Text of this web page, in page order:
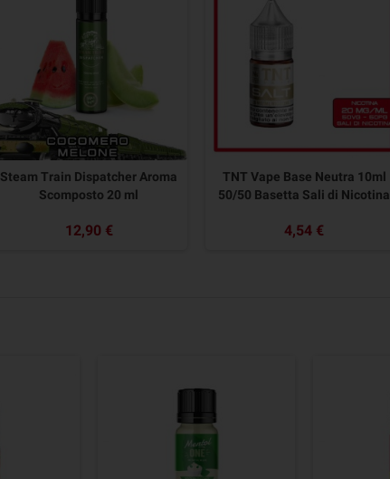
Steam Train Dispatcher Aroma
Scomposto 20 ml
12,90 €
TNT Vape Base Neutra 10ml
50/50 Basetta Sali di Nicotina
4,54 €